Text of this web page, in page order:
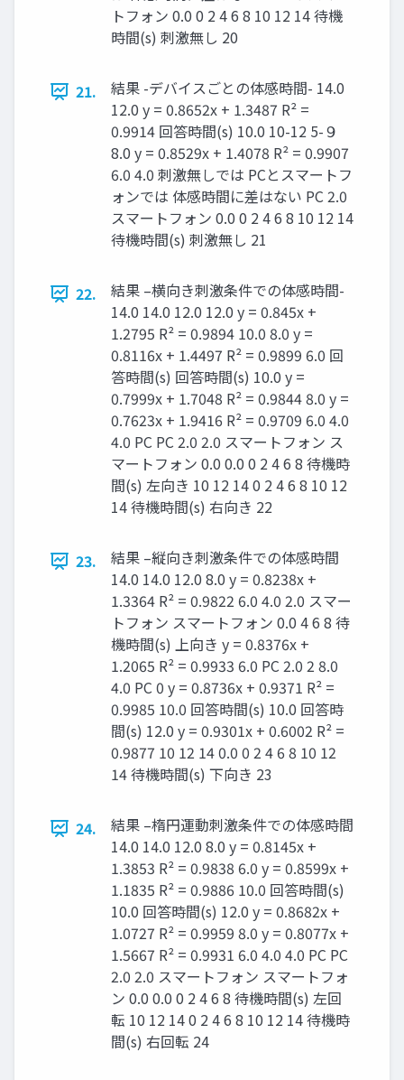
トフォン 0.0 0 2 4 6 8 10 12 14 待機
時間(s) 刺激無し 20
21.
結果 -デバイスごとの体感時間- 14.0
12.0 y = 0.8652x + 1.3487 R² =
0.9914 回答時間(s) 10.0 10-12 5-９
8.0 y = 0.8529x + 1.4078 R² = 0.9907
6.0 4.0 刺激無しでは PCとスマートフ
ォンでは 体感時間に差はない PC 2.0
スマートフォン 0.0 0 2 4 6 8 10 12 14
待機時間(s) 刺激無し 21
22.
結果 –横向き刺激条件での体感時間-
14.0 14.0 12.0 12.0 y = 0.845x +
1.2795 R² = 0.9894 10.0 8.0 y =
0.8116x + 1.4497 R² = 0.9899 6.0 回
答時間(s) 回答時間(s) 10.0 y =
0.7999x + 1.7048 R² = 0.9844 8.0 y =
0.7623x + 1.9416 R² = 0.9709 6.0 4.0
4.0 PC PC 2.0 2.0 スマートフォン ス
マートフォン 0.0 0.0 0 2 4 6 8 待機時
間(s) 左向き 10 12 14 0 2 4 6 8 10 12
14 待機時間(s) 右向き 22
23.
結果 –縦向き刺激条件での体感時間
14.0 14.0 12.0 8.0 y = 0.8238x +
1.3364 R² = 0.9822 6.0 4.0 2.0 スマー
トフォン スマートフォン 0.0 4 6 8 待
機時間(s) 上向き y = 0.8376x +
1.2065 R² = 0.9933 6.0 PC 2.0 2 8.0
4.0 PC 0 y = 0.8736x + 0.9371 R² =
0.9985 10.0 回答時間(s) 10.0 回答時
間(s) 12.0 y = 0.9301x + 0.6002 R² =
0.9877 10 12 14 0.0 0 2 4 6 8 10 12
14 待機時間(s) 下向き 23
24.
結果 –楕円運動刺激条件での体感時間
14.0 14.0 12.0 8.0 y = 0.8145x +
1.3853 R² = 0.9838 6.0 y = 0.8599x +
1.1835 R² = 0.9886 10.0 回答時間(s)
10.0 回答時間(s) 12.0 y = 0.8682x +
1.0727 R² = 0.9959 8.0 y = 0.8077x +
1.5667 R² = 0.9931 6.0 4.0 4.0 PC PC
2.0 2.0 スマートフォン スマートフォ
ン 0.0 0.0 0 2 4 6 8 待機時間(s) 左回
転 10 12 14 0 2 4 6 8 10 12 14 待機時
間(s) 右回転 24